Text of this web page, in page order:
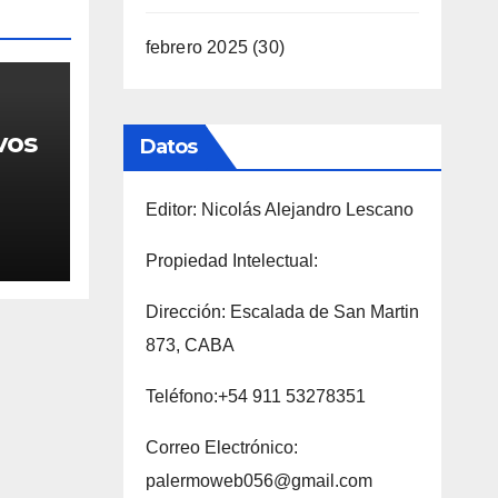
febrero 2025(30)
Datos
Editor: Nicolás Alejandro Lescano
Propiedad Intelectual:
Dirección: Escalada de San Martin
873, CABA
Teléfono:+54 911 53278351
Correo Electrónico:
palermoweb056@gmail.com